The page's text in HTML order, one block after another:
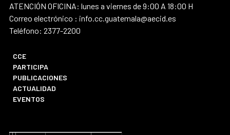
ATENCIÓN OFICINA: lunes a viernes de 9:00 A 18:00 H
Correo electrónico : info.cc.guatemala@aecid.es
Teléfono: 2377-2200
CCE
PARTICIPA
PUBLICACIONES
ACTUALIDAD
EVENTOS